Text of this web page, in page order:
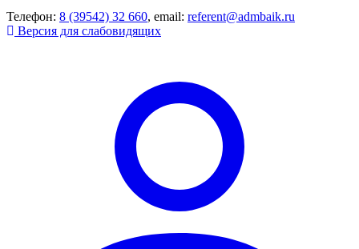
Телефон: 8 (39542) 32 660, email: referent@admbaik.ru
Версия для слабовидящих